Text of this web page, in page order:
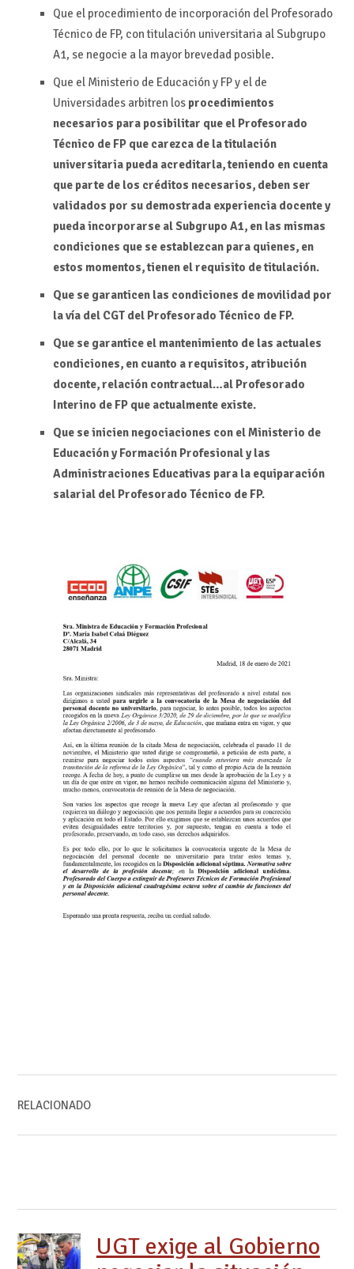
Que el procedimiento de incorporación del Profesorado
Técnico de FP, con titulación universitaria al Subgrupo
A1, se negocie a la mayor brevedad posible.
Que el Ministerio de Educación y FP y el de
Universidades arbitren los procedimientos
necesarios para posibilitar que el Profesorado
Técnico de FP que carezca de la titulación
universitaria pueda acreditarla,teniendo en cuenta
que parte de los créditos necesarios, deben ser
validados por su demostrada experiencia docente y
pueda incorporarse al Subgrupo A1, en las mismas
condiciones que se establezcan para quienes, en
estos momentos, tienen el requisito de titulación.
Que se garanticen las condiciones de movilidad por
la vía del CGT del Profesorado Técnico de FP.
Que se garantice el mantenimiento de las actuales
condiciones, en cuanto a requisitos, atribución
docente, relación contractual…al Profesorado
Interino de FP que actualmente existe.
Que se inicien negociaciones con el Ministerio de
Educación y Formación Profesional y las
Administraciones Educativas para la equiparación
salarial del Profesorado Técnico de FP.
RELACIONADO
UGT exige al Gobierno